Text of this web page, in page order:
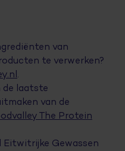
van
te verwerken?
.
de laatste
van de
The Protein
Eitwitrijke Gewassen